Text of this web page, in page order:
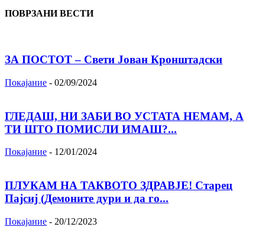
ПОВРЗАНИ ВЕСТИ
ЗА ПОСТОТ – Свети Јован Кронштадски
Покајание - 02/09/2024
ГЛЕДАШ, НИ ЗАБИ ВО УСТАТА НЕМАМ, А
ТИ ШТО ПОМИСЛИ ИМАШ?...
Покајание - 12/01/2024
ПЛУКАМ НА ТАКВОТО ЗДРАВЈЕ! Старец
Пајсиј (Демоните дури и да го...
Покајание - 20/12/2023